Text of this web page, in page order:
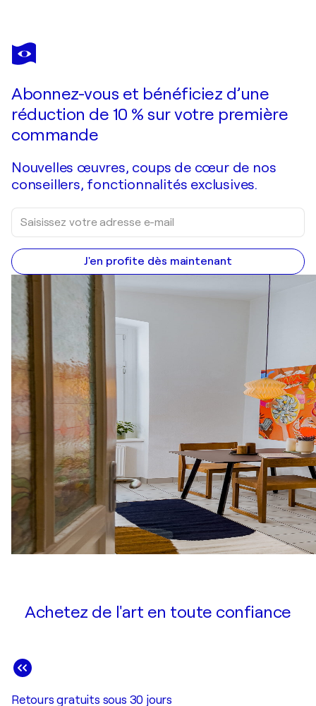
LYNETTE YIADOM-BOAKYE
Abonnez-vous et bénéficiez d’une
réduction de 10 % sur votre première
commande
Nouvelles œuvres, coups de cœur de nos
conseillers, fonctionnalités exclusives.
J'en profite dès maintenant
Achetez de l'art en toute confiance
Retours gratuits sous 30 jours